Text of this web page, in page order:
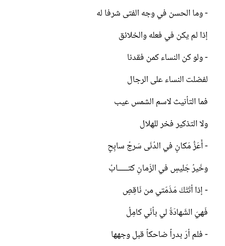
- وما الحسن في وجه الفتى شرفا له
إذا لم يكن في فعله والخلائق
- ولو كن النساء كمن فقدنا
لفضلت النساء على الرجال
فما التأنيث لاسم الشمس عيب
ولا التذكير فخر للهلال
- أَعَزُّ مَكانٍ في الدُنَى سَرجُ سابِحٍ
وخَيرُ جَليسٍ في الزَمانِ كتـــــابُ
- إذا أتَتْكَ مَذَمّتي من نَاقِصٍ
فَهيَ الشّهادَةُ لي بأنّي كامِلُ
- فلم أرَ بدراً ضاحكاً قبل وجهها